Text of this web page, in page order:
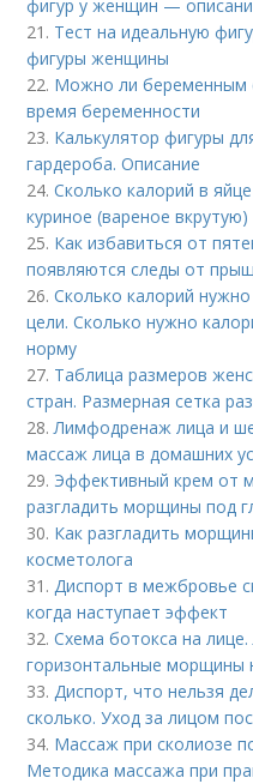
фигур у женщин —
21. Тест на идеальную
фигуры женщины
22. Можно ли беременным
время беременности
23. Калькулятор фигуры
гардероба. Описание
24.Сколько калорий в
куриное (вареное вкрутую)
25. Как избавиться от
появляются следы от
26.Сколько калорий
цели. Сколько нужно
норму
27. Таблица размеров
стран. Размерная сетка
28.Лимфодренаж лица и
массаж лица в домашних
29. Эффективный крем от
разгладить морщины под
30. Как разгладить
косметолога
31.Диспорт в межбровье
когда наступает эффект
32.Схема ботокса на
горизонтальные морщины
33.Диспорт, что нельзя
сколько. Уход за лицом
34. Массаж при сколиозе
Методика массажа при